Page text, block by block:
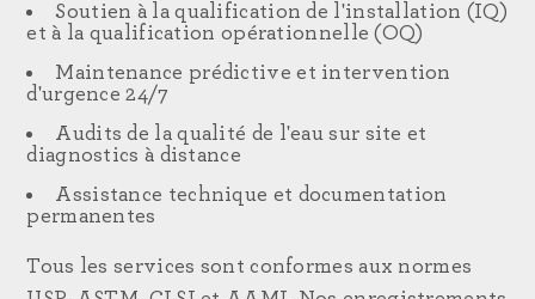
Soutien à la qualification de l'installation (IQ)
et à la qualification opérationnelle (OQ)
Maintenance prédictive et intervention
d'urgence 24/7
Audits de la qualité de l'eau sur site et
diagnostics à distance
Assistance technique et documentation
permanentes
Tous les services sont conformes aux normes